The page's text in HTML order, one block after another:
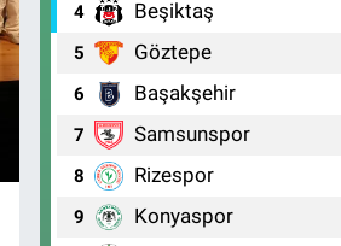
4 Beşiktaş
5 Göztepe
6 Başakşehir
7 Samsunspor
8 Rizespor
9 Konyaspor